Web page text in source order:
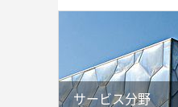
サービス分野